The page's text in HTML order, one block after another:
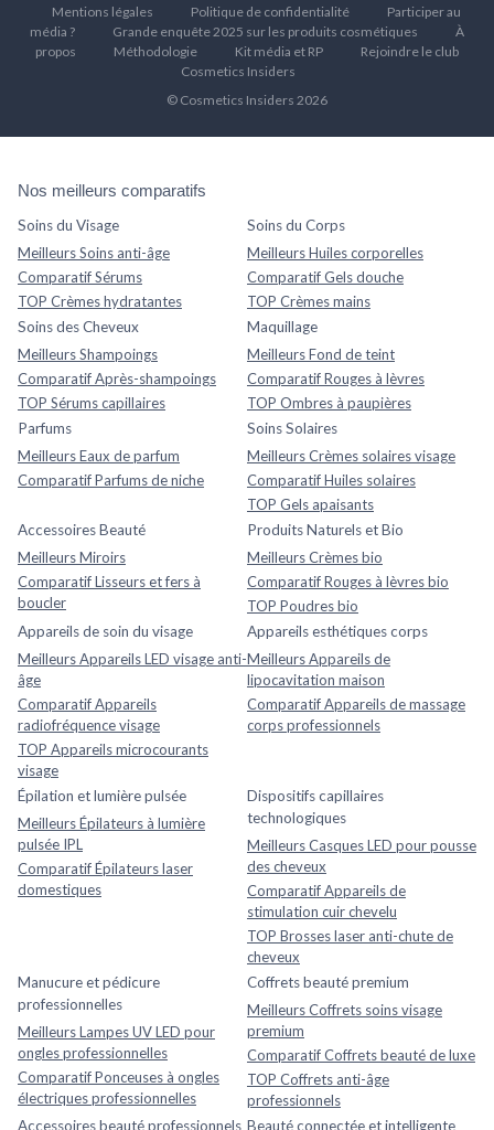
Mentions légales Politique de confidentialité
Participer au
média ?
Grande enquête 2025 sur les produits cosmétiques
À
propos
Méthodologie Kit média et RP
Rejoindre le club
Cosmetics Insiders
© Cosmetics Insiders 2026
Nos meilleurs comparatifs
Soins du Visage
Meilleurs Soins anti-âge
Comparatif Sérums
TOP Crèmes hydratantes
Soins du Corps
Meilleurs Huiles corporelles
Comparatif Gels douche
TOP Crèmes mains
Soins des Cheveux
Meilleurs Shampoings
Comparatif Après-shampoings
TOP Sérums capillaires
Maquillage
Meilleurs Fond de teint
Comparatif Rouges à lèvres
TOP Ombres à paupières
Parfums
Meilleurs Eaux de parfum
Comparatif Parfums de niche
Soins Solaires
Meilleurs Crèmes solaires visage
Comparatif Huiles solaires
TOP Gels apaisants
Accessoires Beauté
Meilleurs Miroirs
Comparatif Lisseurs et fers à
boucler
Produits Naturels et Bio
Meilleurs Crèmes bio
Comparatif Rouges à lèvres bio
TOP Poudres bio
Appareils de soin du visage
Meilleurs Appareils LED visage anti-
âge
Comparatif Appareils
radiofréquence visage
TOP Appareils microcourants
visage
Appareils esthétiques corps
Meilleurs Appareils de
lipocavitation maison
Comparatif Appareils de massage
corps professionnels
Épilation et lumière pulsée
Meilleurs Épilateurs à lumière
pulsée IPL
Comparatif Épilateurs laser
domestiques
Dispositifs capillaires
technologiques
Meilleurs Casques LED pour pousse
des cheveux
Comparatif Appareils de
stimulation cuir chevelu
TOP Brosses laser anti-chute de
cheveux
Manucure et pédicure
professionnelles
Meilleurs Lampes UV LED pour
ongles professionnelles
Comparatif Ponceuses à ongles
électriques professionnelles
Coffrets beauté premium
Meilleurs Coffrets soins visage
premium
Comparatif Coffrets beauté de luxe
TOP Coffrets anti-âge
professionnels
Accessoires beauté professionnels Beauté connectée et intelligente